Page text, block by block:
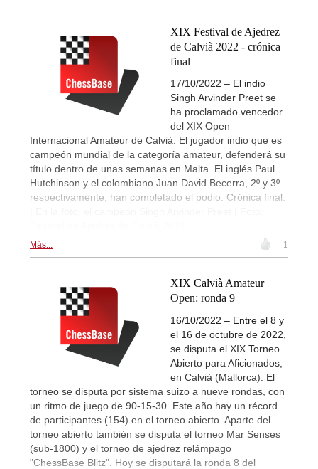
XIX Festival de Ajedrez
de Calvià 2022 - crónica
final
17/10/2022 – El indio
Singh Arvinder Preet se
ha proclamado vencedor
del XIX Open
Internacional Amateur de Calvià. El jugador indio que es
campeón mundial de la categoría amateur, defenderá su
título dentro de unas semanas en Malta. El inglés Paul
Hutchinson y el colombiano Juan David Becerra, 2º y 3º
respectivamente, han completado el podio. Crónica final.
Más... 1
XIX Calvià Amateur
Open: ronda 9
16/10/2022 – Entre el 8 y
el 16 de octubre de 2022,
se disputa el XIX Torneo
Abierto para Aficionados,
en Calvià (Mallorca). El
torneo se disputa por sistema suizo a nueve rondas, con
un ritmo de juego de 90-15-30. Este año hay un récord
de participantes (154) en el torneo abierto. Aparte del
torneo abierto también se disputa el torneo Mar Senses
(sub-1800) y el torneo de ajedrez relámpago
"ChessBase Blitz". Hoy se disputará la ronda 8 del